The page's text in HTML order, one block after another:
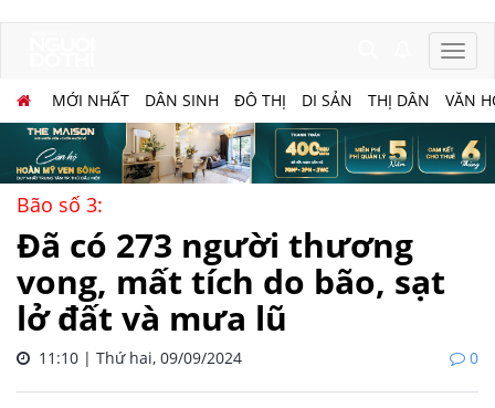
MỚI NHẤT DÂN SINH ĐÔ THỊ DI SẢN THỊ DÂN VĂN
Bão số 3:
Đã có 273 người thương
vong, mất tích do bão, sạt
lở đất và mưa lũ
11:10 | Thứ hai, 09/09/2024 0